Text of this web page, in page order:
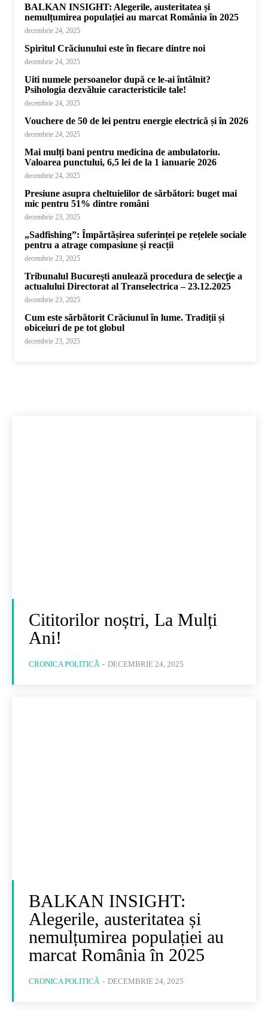
BALKAN INSIGHT: Alegerile, austeritatea și
nemulțumirea populației au marcat România în 2025
decembrie 24, 2025
Spiritul Crăciunului este în fiecare dintre noi
decembrie 24, 2025
Uiti numele persoanelor după ce le-ai întâlnit?
Psihologia dezvăluie caracteristicile tale!
decembrie 24, 2025
Vouchere de 50 de lei pentru energie electrică și în 2026
decembrie 24, 2025
Mai mulți bani pentru medicina de ambulatoriu.
Valoarea punctului, 6,5 lei de la 1 ianuarie 2026
decembrie 24, 2025
Presiune asupra cheltuielilor de sărbători: buget mai
mic pentru 51% dintre români
decembrie 23, 2025
„Sadfishing”: Împărtășirea suferinței pe rețelele sociale
pentru a atrage compasiune și reacții
decembrie 23, 2025
Tribunalul Bucureşti anulează procedura de selecţie a
actualului Directorat al Transelectrica – 23.12.2025
decembrie 23, 2025
Cum este sărbătorit Crăciunul în lume. Tradiții și
obiceiuri de pe tot globul
decembrie 23, 2025
Cititorilor noștri, La Mulți
Ani!
CRONICA POLITICĂ - DECEMBRIE 24, 2025
BALKAN INSIGHT:
Alegerile, austeritatea și
nemulțumirea populației au
marcat România în 2025
CRONICA POLITICĂ - DECEMBRIE 24, 2025